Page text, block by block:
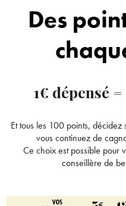
Des
1€ dépensé
Et tous les 100 points,
vous continuez de
Ce choix est possible pour
conseillère de